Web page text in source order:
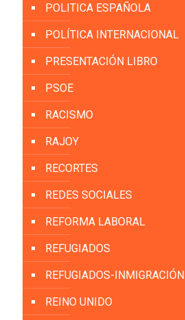
POLITICA ESPAÑOLA
POLÍTICA INTERNACIONAL
PRESENTACIÓN LIBRO
PSOE
RACISMO
RAJOY
RECORTES
REDES SOCIALES
REFORMA LABORAL
REFUGIADOS
REFUGIADOS-INMIGRACIÓN
REINO UNIDO